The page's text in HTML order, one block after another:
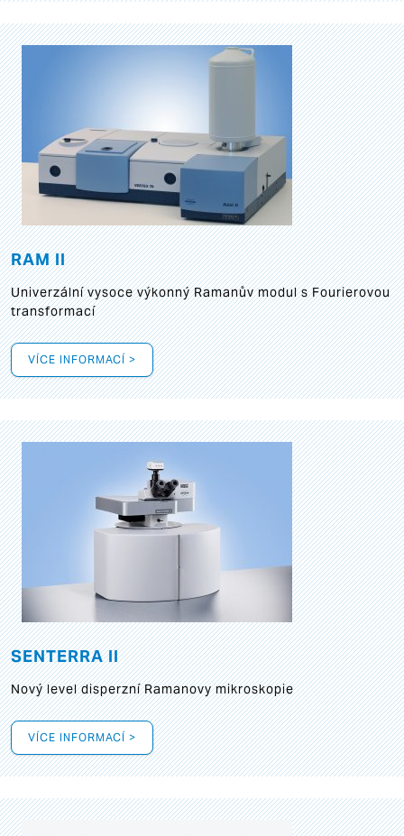
RAM II
Univerzální vysoce výkonný Ramanův modul s Fourierovou
transformací
VÍCE INFORMACÍ >
SENTERRA II
Nový level disperzní Ramanovy mikroskopie
VÍCE INFORMACÍ >